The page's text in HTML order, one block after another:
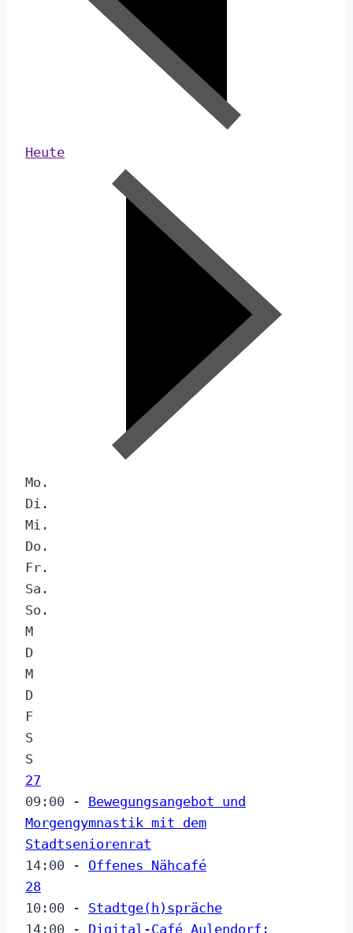
Heute
Mo.
Di.
Mi.
Do.
Fr.
Sa.
So.
M
D
M
D
F
S
S
27
09:00 - Bewegungsangebot und
Morgengymnastik mit dem
Stadtseniorenrat
14:00 - Offenes Nähcafé
28
10:00 - Stadtge(h)spräche
14:00 - Digital-Café Aulendorf: